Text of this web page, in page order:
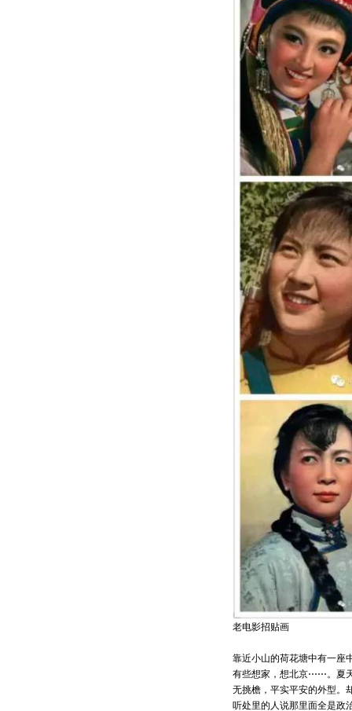
老电影招贴画
靠近小山的荷花塘中有一座
有些想家，想北京⋯⋯。夏
无挑檐，平实平安的外型。
听处里的人说那里面全是政